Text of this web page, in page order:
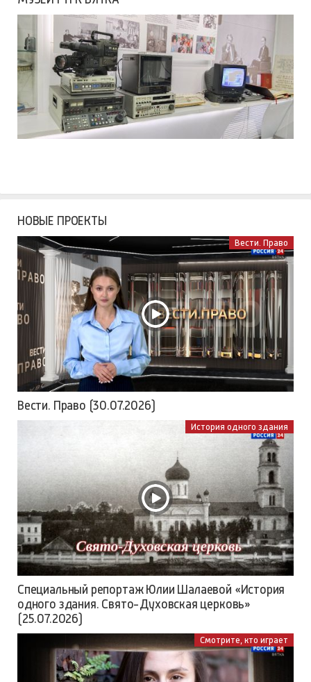
НОВЫЕ ПРОЕКТЫ
Вести. Право
Вести. Право (30.07.2026)
История одного здания
Специальный репортаж Юлии Шалаевой «История
одного здания. Свято-Духовская церковь»
(25.07.2026)
Смотрите, кто играет